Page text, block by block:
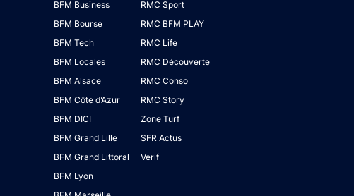
BFM Business
BFM Bourse
BFM Tech
BFM Locales
BFM Alsace
BFM Côte d’Azur
BFM DICI
BFM Grand Lille
BFM Grand Littoral
BFM Lyon
RMC Sport
RMC BFM PLAY
RMC Life
RMC Découverte
RMC Conso
RMC Story
Zone Turf
SFR Actus
Verif